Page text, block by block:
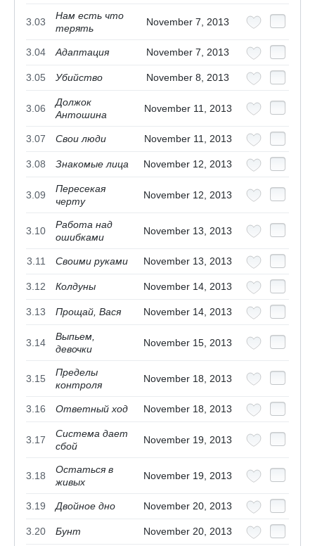
3.03
Нам есть что
терять
November 7, 2013
3.04 Адаптация November 7, 2013
3.05 Убийство November 8, 2013
3.06
Должок
Антошина
November 11, 2013
3.07 Свои люди November 11, 2013
3.08 Знакомые лица November 12, 2013
3.09
Пересекая
черту
November 12, 2013
3.10
Работа над
ошибками
November 13, 2013
3.11 Своими руками November 13, 2013
3.12 Колдуны November 14, 2013
3.13 Прощай, Вася November 14, 2013
3.14
Выпьем,
девочки
November 15, 2013
3.15
Пределы
контроля
November 18, 2013
3.16 Ответный ход November 18, 2013
3.17
Система дает
сбой
November 19, 2013
3.18
Остаться в
живых
November 19, 2013
3.19 Двойное дно November 20, 2013
3.20 Бунт November 20, 2013